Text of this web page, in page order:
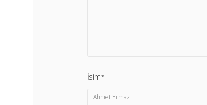
İsim*